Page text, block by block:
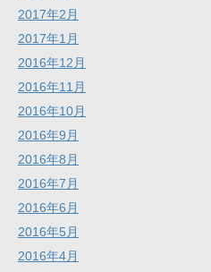
2017年2月
2017年1月
2016年12月
2016年11月
2016年10月
2016年9月
2016年8月
2016年7月
2016年6月
2016年5月
2016年4月